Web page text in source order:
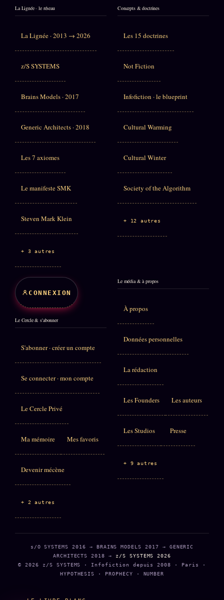
La Lignée · le réseau
La Lignée · 2013 → 2026
z/S SYSTEMS
Brains Models · 2017
Generic Architects · 2018
Les 7 axiomes
Le manifeste SMK
Steven Mark Klein
+ 3 autres
Concepts & doctrines
Les 15 doctrines
Not Fiction
Infofiction · le blueprint
Cultural Warming
Cultural Winter
Society of the Algorithm
+ 12 autres
CONNEXION
Le Cercle & s'abonner
S'abonner · créer un compte
Se connecter · mon compte
Le Cercle Privé
Ma mémoire Mes favoris
Devenir mécène
+ 2 autres
Le média & à propos
À propos
Données personnelles
La rédaction
Les Founders Les auteurs
Les Studios Presse
+ 9 autres
s/O SYSTEMS 2016 → BRAINS MODELS 2017 → GENERIC
ARCHITECTS 2018 → z/S SYSTEMS 2026
© 2026 z/S SYSTEMS · Infofiction depuis 2008 · Paris ·
HYPOTHESIS · PROPHECY · NUMBER